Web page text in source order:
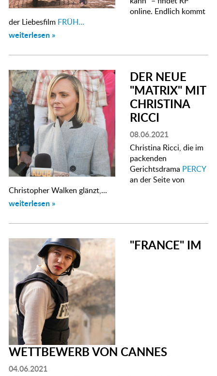
online. Endlich kommt
der Liebesfilm FRÜH...
weiterlesen »
DER NEUE
"MATRIX" MIT
CHRISTINA
RICCI
08.06.2021
Christina Ricci, die im
packenden
Gerichtsdrama PERCY
an der Seite von
Christopher Walken glänzt,...
weiterlesen »
"FRANCE" IM
WETTBEWERB VON CANNES
04.06.2021